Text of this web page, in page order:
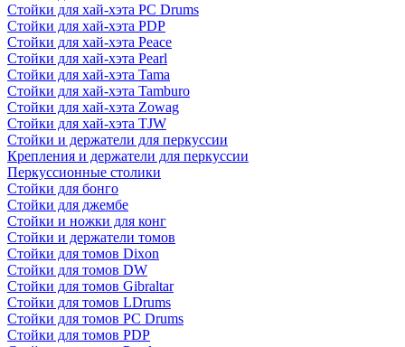
Стойки для хай-хэта PC Drums
Стойки для хай-хэта PDP
Стойки для хай-хэта Peace
Стойки для хай-хэта Pearl
Стойки для хай-хэта Tama
Стойки для хай-хэта Tamburo
Стойки для хай-хэта Zowag
Стойки для хай-хэта TJW
Стойки и держатели для перкуссии
Крепления и держатели для перкуссии
Перкуссионные столики
Стойки для бонго
Стойки для джембе
Стойки и ножки для конг
Стойки и держатели томов
Стойки для томов Dixon
Стойки для томов DW
Стойки для томов Gibraltar
Стойки для томов LDrums
Стойки для томов PC Drums
Стойки для томов PDP